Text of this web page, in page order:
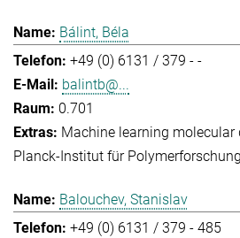
Bálint, Béla
+49 (0) 6131 / 379 - -
balintb@...
0.701
Machine learning molecular
Planck-Institut für Polymerforschung
Balouchev, Stanislav
+49 (0) 6131 / 379 - 485